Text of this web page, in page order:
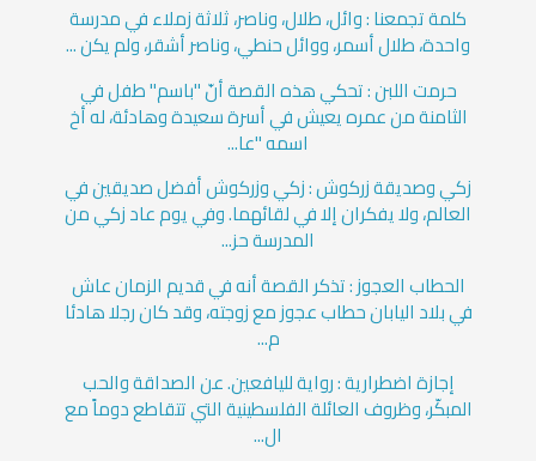
كلمة تجمعنا : وائل، طلال، وناصر، ثلاثة زملاء في مدرسة
واحدة، طلال أسمر، ووائل حنطي، وناصر أشقر، ولم يكن ...
حرمت اللبن : تحكي هذه القصة أنّ "باسم" طفل في
الثامنة من عمره يعيش في أسرة سعيدة وهادئة، له أخ
اسمه "عا...
زكي وصديقة زركوش : زكي وزركوش أفضل صديقين في
العالم، ولا يفكران إلا في لقائهما. وفي يوم عاد زكي من
المدرسة حز...
الحطاب العجوز : تذكر القصة أنه في قديم الزمان عاش
في بلاد اليابان حطاب عجوز مع زوجته، وقد كان رجلا هادئا
م...
إجازة اضطرارية : رواية لليافعين. عن الصداقة والحب
المبكّر، وظروف العائلة الفلسطينية التي تتقاطع دوماً مع
ال...